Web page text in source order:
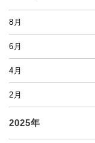
8月
6月
4月
2月
2025年